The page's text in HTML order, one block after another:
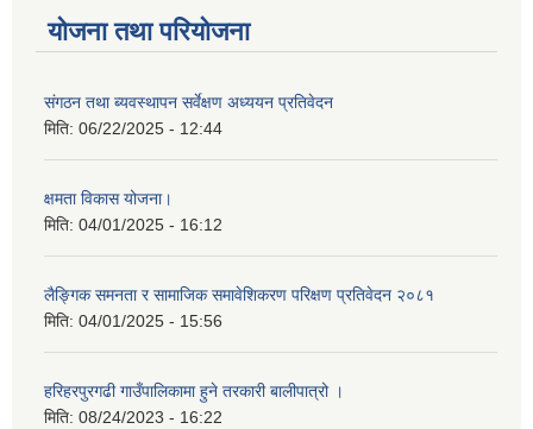
योजना तथा परियोजना
संगठन तथा ब्यवस्थापन सर्वेक्षण अध्ययन प्रतिवेदन
मिति: 06/22/2025 - 12:44
क्षमता विकास योजना।
मिति: 04/01/2025 - 16:12
लैङ्गिक समनता र सामाजिक समावेशिकरण परिक्षण प्रतिवेदन २०८१
मिति: 04/01/2025 - 15:56
हरिहरपुरगढी गाउँपालिकामा हुने तरकारी बालीपात्रो ।
मिति: 08/24/2023 - 16:22